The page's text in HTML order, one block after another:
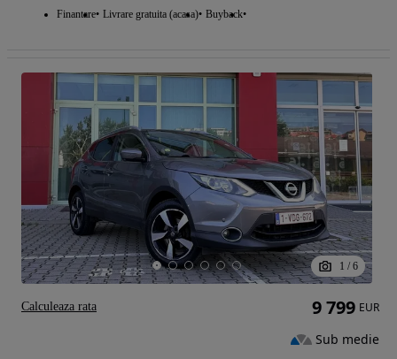
Finantare Livrare gratuita (acasa) Buyback
1 / 6
9 799 EUR
Sub medie
Calculeaza rata